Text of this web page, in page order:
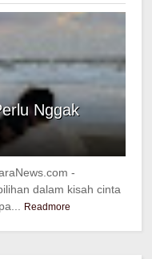
Nggak
-
dalam kisah cinta
Readmore